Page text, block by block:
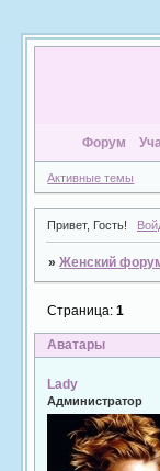
Форум
Активные темы
Привет, Гость!
»Женский
Аватары
Страница:1
Lady
Администратор